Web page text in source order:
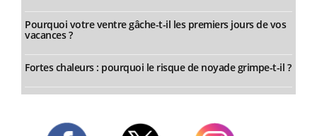
Pourquoi votre ventre gâche-t-il les premiers jours de vos
vacances ?
Fortes chaleurs : pourquoi le risque de noyade grimpe-t-il ?